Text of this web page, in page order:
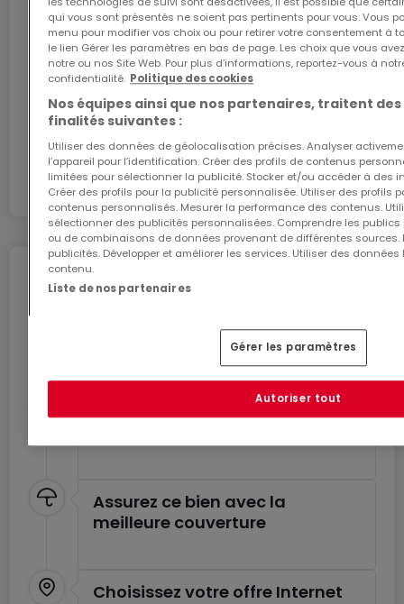
ATHOME26 sur le réseau le plus rapide du
Luxembourg.
J’y vais
Déménagez en toute
tranquillité
Profitez de ces services pour un déménagement
Estimez le coût de votre
Assurez ce bien avec la
meilleure couverture
Choisissez votre offre Internet
qui vous sont présentés ne soient pas pertinents pour vous. Vous
menu pour modifier vos choix ou pour retirer votre consentement à
le lien Gérer les paramètres en bas de page. Les choix que vous
notre ou nos Site Web. Pour plus d’informations, reportez-vous à
confidentialité. Politique des cookies
Nos équipes ainsi que nos partenaires, traitent
finalités suivantes :
Utiliser des données de géolocalisation précises. Analyser
l’appareil pour l’identification. Créer des profils de contenus
limitées pour sélectionner la publicité. Stocker et/ou accéder à des
Créer des profils pour la publicité personnalisée. Utiliser des profils
contenus personnalisés. Mesurer la performance des contenus.
sélectionner des publicités personnalisées. Comprendre les
ou de combinaisons de données provenant de différentes sources.
publicités. Développer et améliorer les services. Utiliser des
contenu.
Liste de nos partenaires
Gérer les paramètres
Autoriser tout